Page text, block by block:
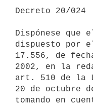
Decreto 20/024
Dispónese
dispuesto por
17.556, de
2002, en la
art. 510 de la
20 de octubre
tomando en